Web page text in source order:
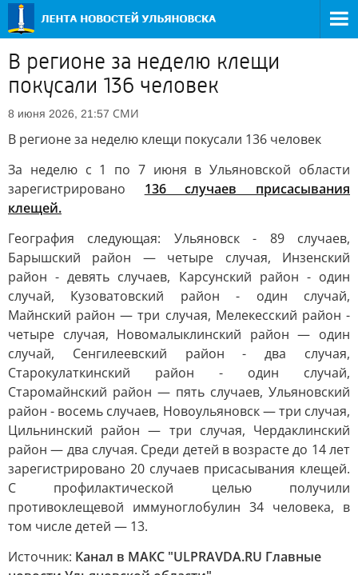
В регионе за неделю клещи
покусали 136 человек
8 июня 2026, 21:57 СМИ
В регионе за неделю клещи покусали 136 человек
За неделю с 1 по 7 июня в Ульяновской области
зарегистрировано 136 случаев присасывания
клещей.
География следующая: Ульяновск - 89 случаев,
Барышский район — четыре случая, Инзенский
район - девять случаев, Карсунский район - один
случай, Кузоватовский район - один случай,
Майнский район — три случая, Мелекесский район -
четыре случая, Новомалыклинский район — один
случай, Сенгилеевский район - два случая,
Старокулаткинский район - один случай,
Старомайнский район — пять случаев, Ульяновский
район - восемь случаев, Новоульяновск — три случая,
Цильнинский район — три случая, Чердаклинский
район — два случая. Среди детей в возрасте до 14 лет
зарегистрировано 20 случаев присасывания клещей.
С профилактической целью получили
противоклещевой иммуноглобулин 34 человека, в
том числе детей — 13.
Источник: Канал в МАКС "ULPRAVDA.RU Главные